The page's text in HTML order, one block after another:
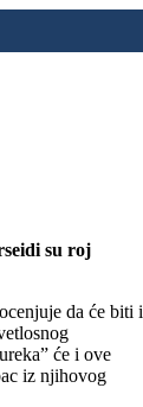
su roj
da će biti i
će i ove
iz njihovog